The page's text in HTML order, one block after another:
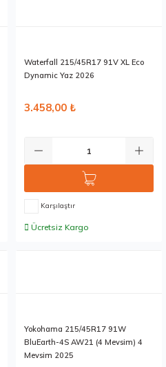
Waterfall 215/45R17 91V XL Eco
Dynamic Yaz 2026
3.458,00 ₺
Karşılaştır
Ücretsiz Kargo
Yokohama 215/45R17 91W
BluEarth-4S AW21 (4 Mevsim) 4
Mevsim 2025